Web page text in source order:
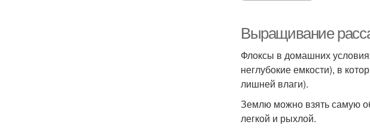
Выращивание
Флоксы в домашних
неглубокие емкости), в
лишней влаги).
Землю можно взять самую
легкой и рыхлой.